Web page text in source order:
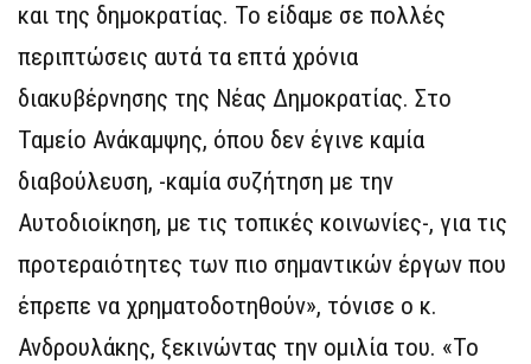
και της δημοκρατίας. Το είδαμε σε πολλές
περιπτώσεις αυτά τα επτά χρόνια
διακυβέρνησης της Νέας Δημοκρατίας. Στο
Ταμείο Ανάκαμψης, όπου δεν έγινε καμία
διαβούλευση, -καμία συζήτηση με την
Αυτοδιοίκηση, με τις τοπικές κοινωνίες-, για τις
προτεραιότητες των πιο σημαντικών έργων που
έπρεπε να χρηματοδοτηθούν», τόνισε ο κ.
Ανδρουλάκης, ξεκινώντας την ομιλία του. «Το